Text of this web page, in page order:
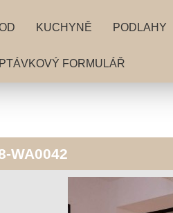
KUCHYNĚ PODLAHY
FORMULÁŘ
WA0042